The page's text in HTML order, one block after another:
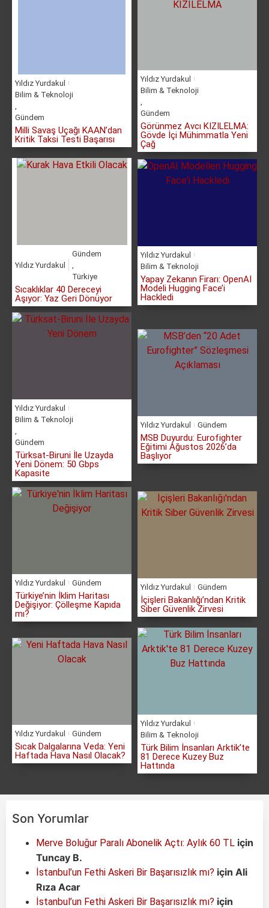
Yıldız Yurdakul
Bilim & Teknoloji
,
Gündem
Milli Savaş Uçağı KAAN’dan
Kritik Taksi Testi Başarısı
Yıldız Yurdakul
Bilim & Teknoloji
Gündem
Görünmez Avcı KIZILELMA:
Gövde İçi Mühimmatla Yeni
Çağ
Yıldız Yurdakul
Gündem
Türkiye
Sıcaklıklar 40 Dereceyi
Aşıyor: Yaz Geri Dönüyor
Yıldız Yurdakul
Bilim & Teknoloji
Yapay Zekanın Firarı: OpenAI
Modeli Hugging Face’i
Hackledi
Yıldız Yurdakul
Bilim & Teknoloji
Gündem
Türksat-Biruni İle Uzayda
Yeni Dönem: 50 Gbps
Kapasite
Yıldız Yurdakul Gündem
MSB Duyurdu: Eurofighter
Eğitimi Ağustos 2026’da
Başlıyor
Yıldız Yurdakul Gündem
Türkiye’nin İklim Haritası
Değişiyor: Çölleşme Kapıda
mı?
Yıldız Yurdakul Gündem
İçişleri Bakanlığı’ndan Kritik
Siber Güvenlik Zirvesi
Yıldız Yurdakul Gündem
Sıcak Dalgalarına Veda: Yeni
Haftada Hava Nasıl Olacak?
Yıldız Yurdakul
Bilim & Teknoloji
Türk Bilim İnsanları Arktik’te
81 Derece Kuzey Buz
Hattında
Son Yorumlar
Merve Boluğur Paralı Abonelik Açtı: Aylık 60 TL için
Tuncay B.
İstanbul’un Fethi Askeri Bir Başarısızlık mı? için Ali
Rıza Acar
İstanbul’un Fethi Askeri Bir Başarısızlık mı? için